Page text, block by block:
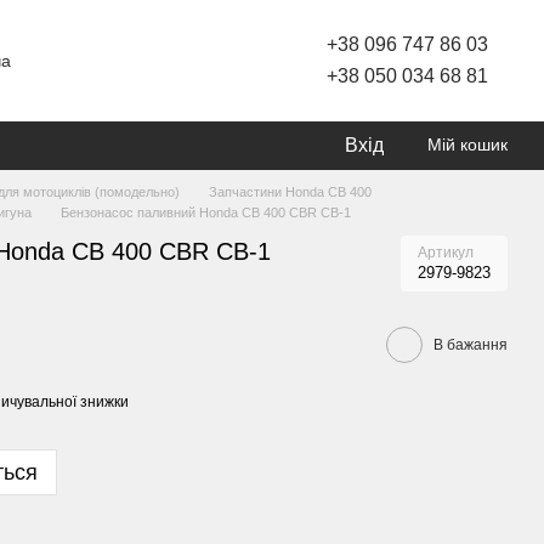
+38 096 747 86 03
+38 050 034 68 81
Вхід Мій кошик
мотоциклів (помодельно)
Запчастини Honda CB 400
Бензонасос паливний Honda CB 400 CBR CB-1
CB 400 CBR CB-1 Артикул
2979-9823
В бажання
знижки